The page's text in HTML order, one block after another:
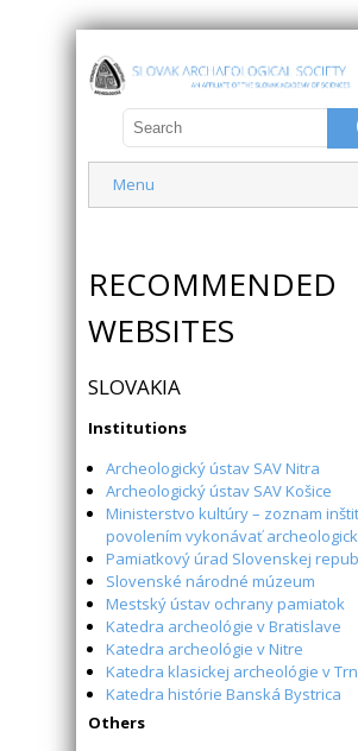
Menu
RECOMMENDED
WEBSITES
SLOVAKIA
Institutions
Archeologický ústav SAV Nitra
Archeologický ústav SAV Košice
Ministerstvo kultúry – zoznam
povolením vykonávať
Pamiatkový úrad Slovenskej
Slovenské národné múzeum
Mestský ústav ochrany pamiatok
Katedra archeológie v Bratislave
Katedra archeológie v Nitre
Katedra klasickej archeológie v
Katedra histórie Banská Bystrica
Others